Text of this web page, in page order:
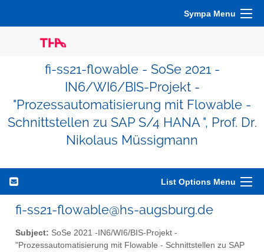
Sympa Menu
fi-ss21-flowable - SoSe 2021 -
IN6/WI6/BIS-Projekt -
"Prozessautomatisierung mit Flowable -
Schnittstellen zu SAP S/4 HANA ", Prof. Dr.
Nikolaus Müssigmann
List Options Menu
fi-ss21-flowable@hs-augsburg.de
Subject: SoSe 2021 -IN6/WI6/BIS-Projekt -
"Prozessautomatisierung mit Flowable - Schnittstellen zu SAP